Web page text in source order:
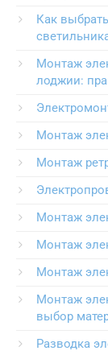
Как
Монтаж
лоджии:
Монтаж
Монтаж
Монтаж
Монтаж
Монтаж
Монтаж
выбор
Разводка